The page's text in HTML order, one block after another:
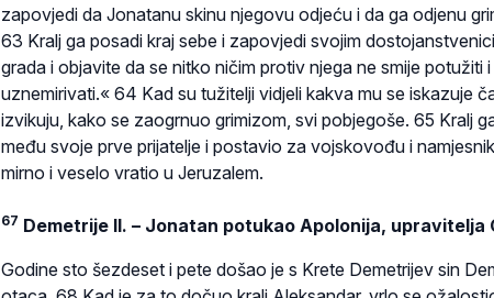
zapovjedi da Jonatanu skinu njegovu odjeću i da ga odjenu
63 Kralj ga posadi kraj sebe i zapovjedi svojim
grada i objavite da se nitko ničim protiv njega ne smije potužiti
uznemirivati.« 64 Kad su tužitelji vidjeli kakva mu se iskazuje
izvikuju, kako se zaogrnuo grimizom, svi pobjegoše. 65 Kralj
među svoje prve prijatelje i postavio za vojskovođu i
mirno i veselo vratio u Jeruzalem.
67 Demetrije II. – Jonatan potukao Apolonija, upravitelja
Godine sto šezdeset i pete došao je s Krete Demetrijev sin